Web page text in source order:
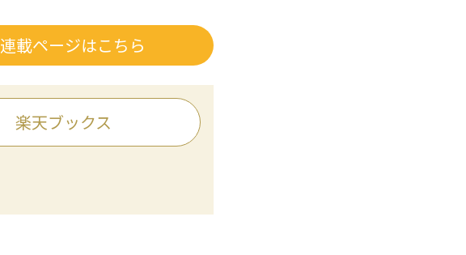
連載ページはこちら
楽天ブックス